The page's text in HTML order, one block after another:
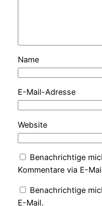
Name
E-Mail-Adresse
Website
Benachrichtige
Kommentare via E-
Benachrichtige
E-Mail.